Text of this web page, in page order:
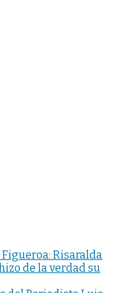
Risaralda
de la verdad su